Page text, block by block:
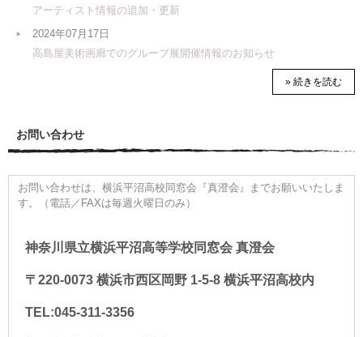
アーティスト情報の追加・更新
2024年07月17日
高島屋美術画廊でのグループ展開催情報のお知らせ
» 続きを読む
お問い合わせ
お問い合わせは、横浜平沼高校同窓会『真澄会』までお願いいたしま
す。（電話／FAXは毎週火曜日のみ）
神奈川県立横浜平沼高等学校同窓会 真澄会
〒220-0073 横浜市西区岡野 1-5-8 横浜平沼高校内
TEL:045-311-3356